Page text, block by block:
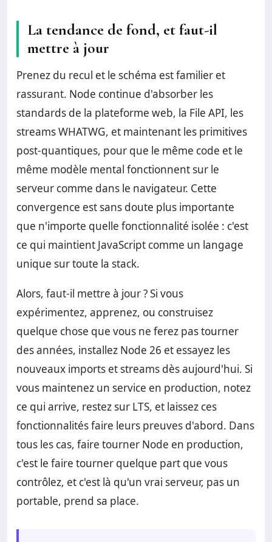
La tendance de fond, et faut-il
mettre à jour
Prenez du recul et le schéma est familier et
rassurant. Node continue d'absorber les
standards de la plateforme web, la File API, les
streams WHATWG, et maintenant les primitives
post-quantiques, pour que le même code et le
même modèle mental fonctionnent sur le
serveur comme dans le navigateur. Cette
convergence est sans doute plus importante
que n'importe quelle fonctionnalité isolée : c'est
ce qui maintient JavaScript comme un langage
unique sur toute la stack.
Alors, faut-il mettre à jour ? Si vous
expérimentez, apprenez, ou construisez
quelque chose que vous ne ferez pas tourner
des années, installez Node 26 et essayez les
nouveaux imports et streams dès aujourd'hui. Si
vous maintenez un service en production, notez
ce qui arrive, restez sur LTS, et laissez ces
fonctionnalités faire leurs preuves d'abord. Dans
tous les cas, faire tourner Node en production,
c'est le faire tourner quelque part que vous
contrôlez, et c'est là qu'un vrai serveur, pas un
portable, prend sa place.